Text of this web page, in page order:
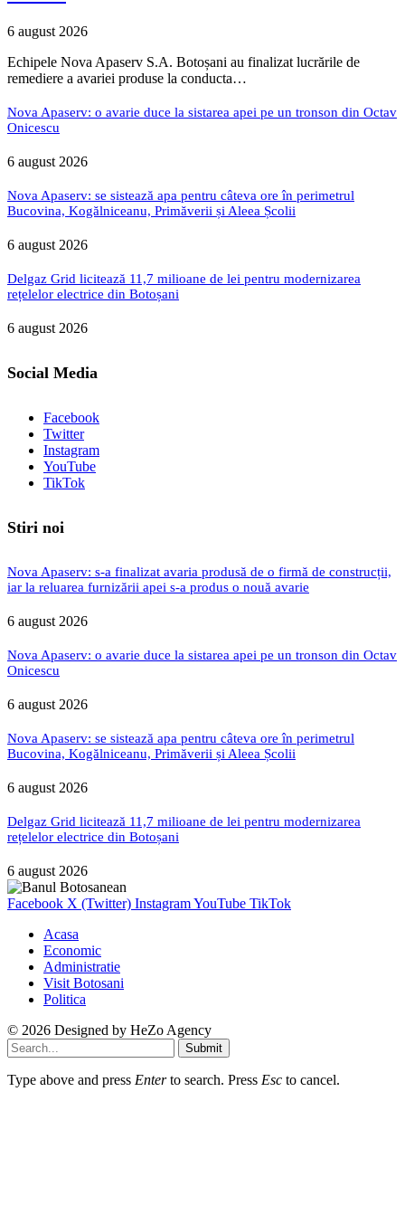
6 august 2026
Echipele Nova Apaserv S.A. Botoșani au finalizat lucrările de
remediere a avariei produse la conducta…
Nova Apaserv: o avarie duce la sistarea apei pe un tronson din Octav
Onicescu
6 august 2026
Nova Apaserv: se sistează apa pentru câteva ore în perimetrul
Bucovina, Kogălniceanu, Primăverii și Aleea Școlii
6 august 2026
Delgaz Grid licitează 11,7 milioane de lei pentru modernizarea
rețelelor electrice din Botoșani
6 august 2026
Social Media
Facebook
Twitter
Instagram
YouTube
TikTok
Stiri noi
Nova Apaserv: s-a finalizat avaria produsă de o firmă de construcții,
iar la reluarea furnizării apei s-a produs o nouă avarie
6 august 2026
Nova Apaserv: o avarie duce la sistarea apei pe un tronson din Octav
Onicescu
6 august 2026
Nova Apaserv: se sistează apa pentru câteva ore în perimetrul
Bucovina, Kogălniceanu, Primăverii și Aleea Școlii
6 august 2026
Delgaz Grid licitează 11,7 milioane de lei pentru modernizarea
rețelelor electrice din Botoșani
6 august 2026
Facebook X (Twitter) InstagramYouTube TikTok
Acasa
Economic
Administratie
Visit Botosani
Politica
© 2026 Designed by HeZo Agency
Submit
Type above and press Enterto search. Press Esc to cancel.